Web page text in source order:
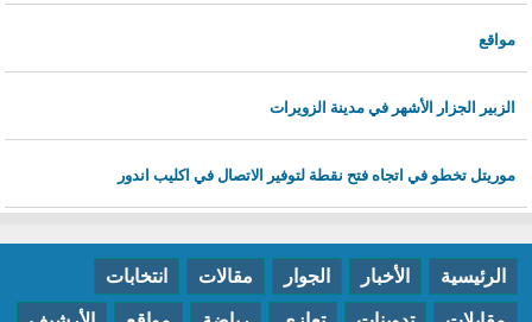
مواقع
الزبير الجزار الأشهر في مدينة الزويرات
موريتل تخطو في اتجاه فتح نقطة لتوفير الاتصال في اكليب اندور
الرئيسية الأخبار الجوار مقالات انتخابات